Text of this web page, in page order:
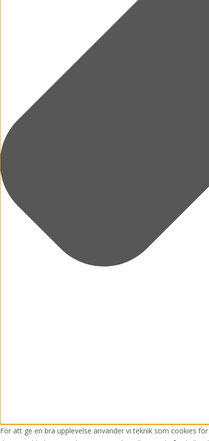
För att ge en bra upplevelse använder vi teknik som cookies